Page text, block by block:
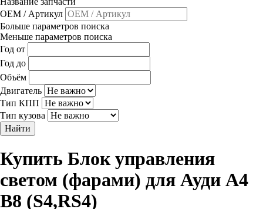
OEM / Артикул
Больше параметров поиска
Меньше параметров поиска
Год от
Год до
Объём
Двигатель
Тип КПП
Тип кузова
Найти
Купить Блок управления
светом (фарами) для Ауди A4
B8 (S4,RS4)